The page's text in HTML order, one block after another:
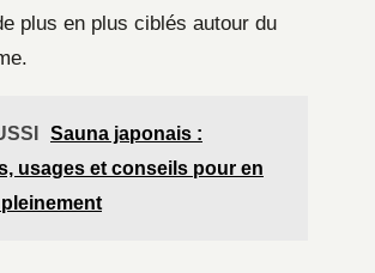
plus en plus ciblés autour du
Sauna japonais :
usages et conseils pour en